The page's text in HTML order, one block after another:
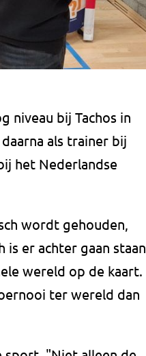
niveau bij Tachos in
als trainer bij
het Nederlandse
wordt gehouden,
is er achter gaan staan
wereld op de kaart.
ter wereld dan